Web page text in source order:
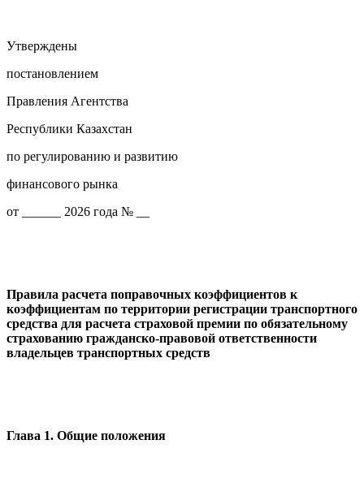
Утверждены
постановлением
Правления Агентства
Республики Казахстан
по регулированию и развитию
финансового рынка
от ______ 2026 года № __
Правила расчета поправочных коэффициентов к
коэффициентам по территории регистрации транспортного
средства для расчета страховой премии по обязательному
страхованию гражданско-правовой ответственности
владельцев транспортных средств
Глава 1. Общие положения